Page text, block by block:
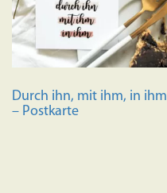
Durch ihn, mit ihm, in ihm
– Postkarte